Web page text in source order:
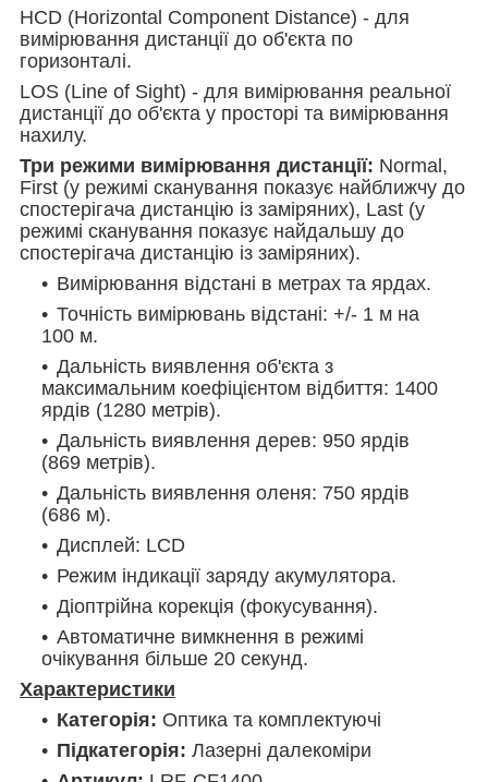
HCD (Horizontal Component Distance) - для
вимірювання дистанції до об'єкта по
горизонталі.
LOS (Line of Sight) - для вимірювання реальної
дистанції до об'єкта у просторі та вимірювання
нахилу.
Три режими вимірювання дистанції: Normal,
First (у режимі сканування показує найближчу до
спостерігача дистанцію із заміряних), Last (у
режимі сканування показує найдальшу до
спостерігача дистанцію із заміряних).
Вимірювання відстані в метрах та ярдах.
Точність вимірювань відстані: +/- 1 м на
100 м.
Дальність виявлення об'єкта з
максимальним коефіцієнтом відбиття: 1400
ярдів (1280 метрів).
Дальність виявлення дерев: 950 ярдів
(869 метрів).
Дальність виявлення оленя: 750 ярдів
(686 м).
Дисплей: LCD
Режим індикації заряду акумулятора.
Діоптрійна корекція (фокусування).
Автоматичне вимкнення в режимі
очікування більше 20 секунд.
Характеристики
Категорія: Оптика та комплектуючі
Підкатегорія: Лазерні далекоміри